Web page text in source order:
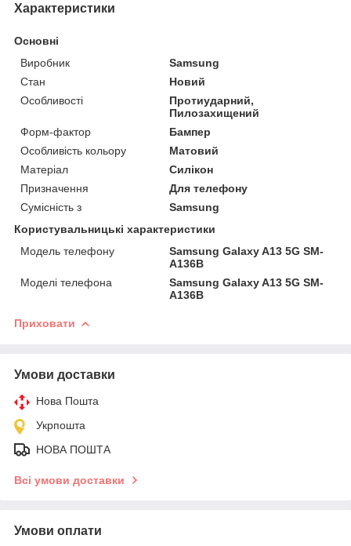
Характеристики
Основні
Виробник
Samsung
Стан
Новий
Особливості
Протиударний,
Пилозахищений
Форм-фактор
Бампер
Особливість кольору
Матовий
Матеріал
Силікон
Призначення
Для телефону
Сумісність з
Samsung
Користувальницькі характеристики
Модель телефону
Samsung Galaxy A13 5G SM-
A136B
Моделі телефона
Samsung Galaxy A13 5G SM-
A136B
Приховати
Умови доставки
Нова Пошта
Укрпошта
НОВА ПОШТА
Всі умови доставки
Умови оплати